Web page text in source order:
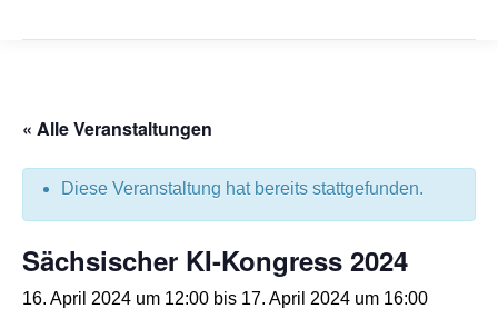
« Alle Veranstaltungen
Diese Veranstaltung hat bereits stattgefunden.
Sächsischer KI-Kongress 2024
16. April 2024 um 12:00 bis 17. April 2024 um 16:00